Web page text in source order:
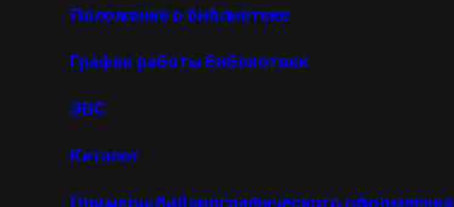
Положение о библиотеке
График работы библиотеки
ЭБС
Каталог
Примеры библиографического оформления